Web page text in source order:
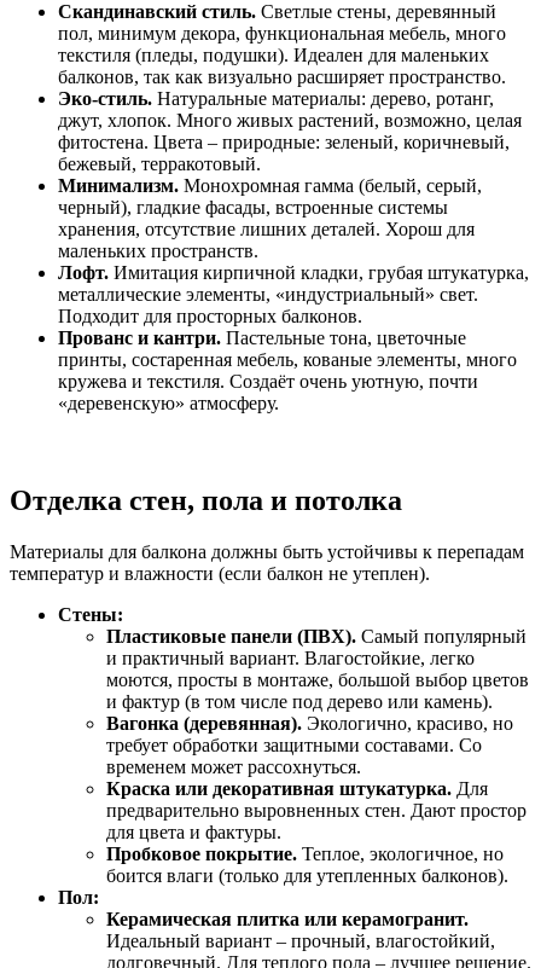
Скандинавский стиль. Светлые стены, деревянный
пол, минимум декора, функциональная мебель, много
текстиля (пледы, подушки). Идеален для маленьких
балконов, так как визуально расширяет пространство.
Эко-стиль. Натуральные материалы: дерево, ротанг,
джут, хлопок. Много живых растений, возможно, целая
фитостена. Цвета – природные: зеленый, коричневый,
бежевый, терракотовый.
Минимализм. Монохромная гамма (белый, серый,
черный), гладкие фасады, встроенные системы
хранения, отсутствие лишних деталей. Хорош для
маленьких пространств.
Лофт. Имитация кирпичной кладки, грубая штукатурка,
металлические элементы, «индустриальный» свет.
Подходит для просторных балконов.
Прованс и кантри. Пастельные тона, цветочные
принты, состаренная мебель, кованые элементы, много
кружева и текстиля. Создаёт очень уютную, почти
«деревенскую» атмосферу.
Отделка стен, пола и потолка
Материалы для балкона должны быть устойчивы к перепадам
температур и влажности (если балкон не утеплен).
Стены:
Пластиковые панели (ПВХ). Самый популярный
и практичный вариант. Влагостойкие, легко
моются, просты в монтаже, большой выбор цветов
и фактур (в том числе под дерево или камень).
Вагонка (деревянная). Экологично, красиво, но
требует обработки защитными составами. Со
временем может рассохнуться.
Краска или декоративная штукатурка. Для
предварительно выровненных стен. Дают простор
для цвета и фактуры.
Пробковое покрытие. Теплое, экологичное, но
боится влаги (только для утепленных балконов).
Пол:
Керамическая плитка или керамогранит.
Идеальный вариант – прочный, влагостойкий,
долговечный. Для теплого пола – лучшее решение.